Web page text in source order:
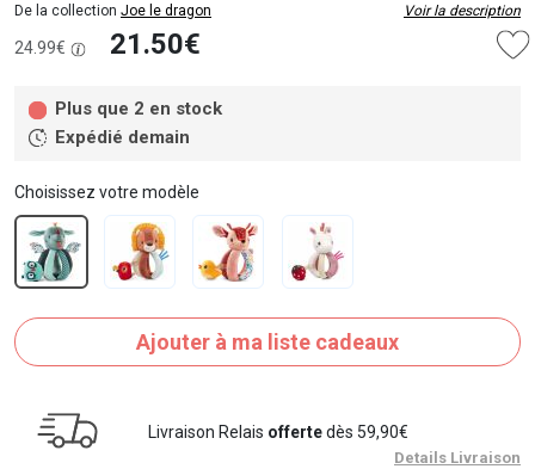
De la collection Joe le dragon Voir la description
24.99€ 21.50€
Plus que 2 en stock
Expédié demain
Choisissez votre modèle
Ajouter à ma liste cadeaux
Livraison Relais offertedès 59,90€
Details Livraison